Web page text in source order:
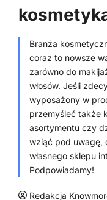
Branża
coraz to nowsze
zarówno do
włosów. Jeśli
wyposażony w
przemyśleć także
asortymentu czy
wziąć pod uwagę,
własnego sklepu
Podpowiadamy!
Redakcja